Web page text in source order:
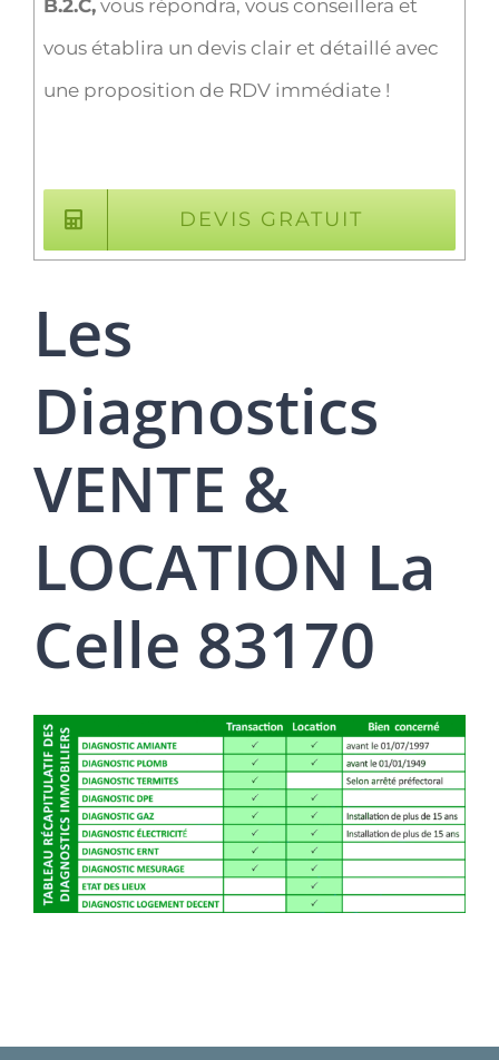
B.2.C,vous répondra, vous conseillera et
vous établira un devis clair et détaillé avec
une proposition de RDV immédiate !
DEVIS GRATUIT
Les
Diagnostics
VENTE &
LOCATION La
Celle 83170